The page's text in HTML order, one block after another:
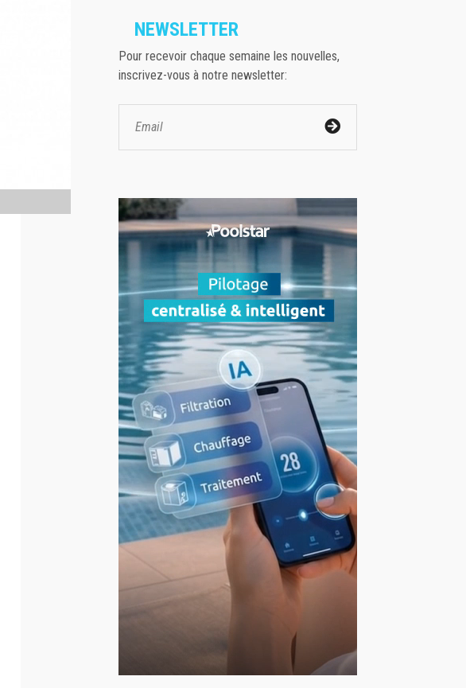
NEWSLETTER
Pour recevoir chaque semaine les nouvelles,
inscrivez-vous à notre newsletter: